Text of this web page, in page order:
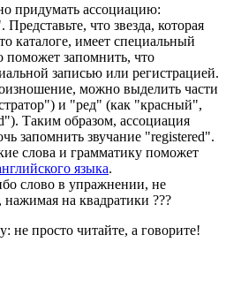
придумать ассоциацию:
что звезда, которая
каталоге, имеет специальный
поможет запомнить, что
записью или регистрацией.
можно выделить части
и "ред" (как "красный",
Таким образом, ассоциация
запомнить звучание "registered".
слова и грамматику поможет
языка.
слово в упражнении, не
нажимая на квадратики ???
не просто читайте, а говорите!